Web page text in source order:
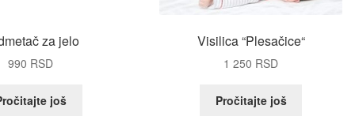
za jelo
990 RSD
još
Visilica “Plesačice“
1 250 RSD
Pročitajte još